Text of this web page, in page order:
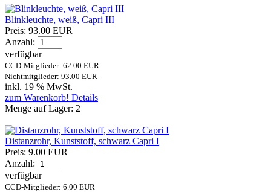
Blinkleuchte, weiß, Capri III
Preis: 93.00 EUR
Anzahl:
verfügbar
CCD-Mitglieder: 62.00 EUR
Nichtmitglieder: 93.00 EUR
inkl. 19 % MwSt.
zum Warenkorb! Details
Menge auf Lager: 2
Distanzrohr, Kunststoff, schwarz Capri I
Preis: 9.00 EUR
Anzahl:
verfügbar
CCD-Mitglieder: 6.00 EUR